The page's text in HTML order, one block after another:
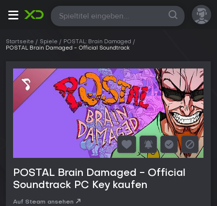
Alle
Startseite Spiele
POSTAL: Brain Damaged
POSTAL Brain Damaged - Official Soundtrack
POSTAL Brain Damaged - Official
Soundtrack PC Key kaufen
Auf Steam ansehen